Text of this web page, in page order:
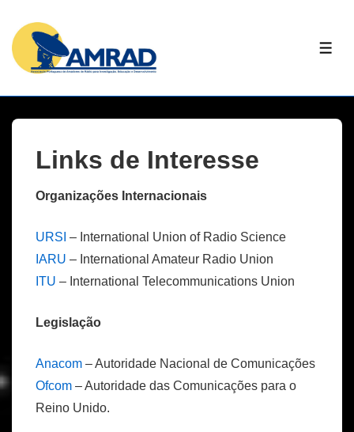
Skip
Content
Links de Interesse
Organizações Internacionais
URSI – International Union of Radio Science
IARU – International Amateur Radio Union
ITU – International Telecommunications Union
Legislação
Anacom – Autoridade Nacional de Comunicações
Ofcom – Autoridade das Comunicações para o
Reino Unido.